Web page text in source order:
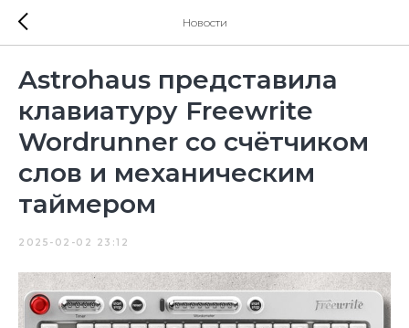
Новости
Astrohaus представила
клавиатуру Freewrite
Wordrunner со счётчиком
слов и механическим
таймером
2025-02-02 23:12